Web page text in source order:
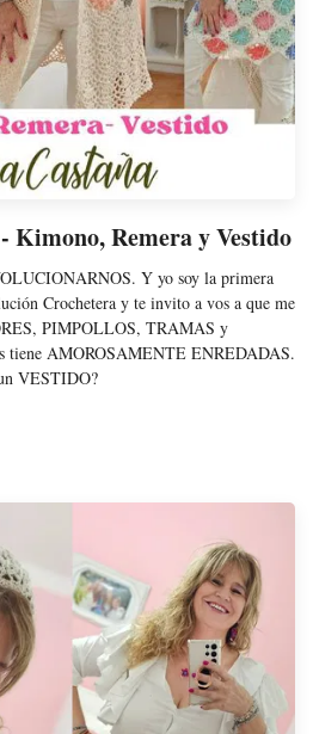
Remera y Vestido
Y yo soy la primera
Crochetera y te invito a vos a que me
PIMPOLLOS, TRAMAS y
tiene AMOROSAMENTE ENREDADAS.
VESTIDO?